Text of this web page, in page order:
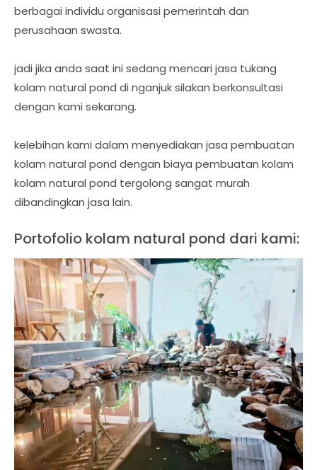
berbagai individu organisasi pemerintah dan
perusahaan swasta.
jadi jika anda saat ini sedang mencari jasa tukang
kolam natural pond di nganjuk silakan berkonsultasi
dengan kami sekarang.
kelebihan kami dalam menyediakan jasa pembuatan
kolam natural pond dengan biaya pembuatan kolam
kolam natural pond tergolong sangat murah
dibandingkan jasa lain.
Portofolio kolam natural pond dari kami: